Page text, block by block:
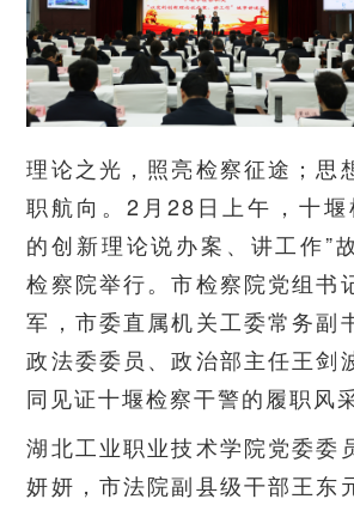
理论之光，照亮检察征途；思
职航向。2月28日上午，十堰
的创新理论说办案、讲工作”
检察院举行。市检察院党组书
军，市委直属机关工委常务副
政法委委员、政治部主任王剑
同见证十堰检察干警的履职风采
湖北工业职业技术学院党委委
妍妍，市法院副县级干部王东